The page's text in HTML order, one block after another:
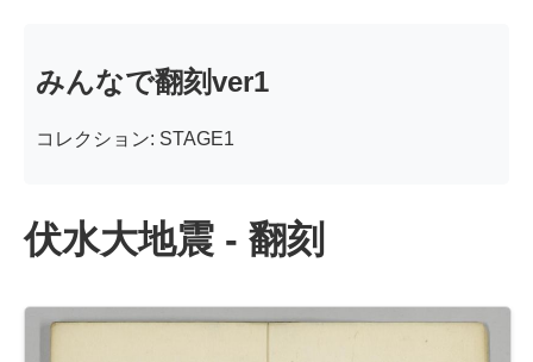
みんなで翻刻ver1
コレクション: STAGE1
伏水大地震 - 翻刻